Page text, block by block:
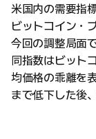
米国内の需要指
ビットコイン・
今回の調整局面
同指数はビット
均価格の乖離を
まで低下した後